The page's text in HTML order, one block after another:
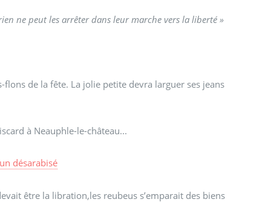
ne peut les arrêter dans leur marche vers la liberté »
de la fête. La jolie petite devra larguer ses jeans
à Neauphle-le-château...
un désarabisé
être la libration,les reubeus s’emparait des biens